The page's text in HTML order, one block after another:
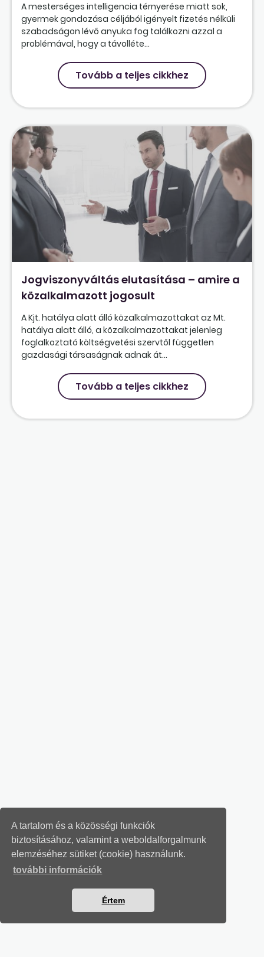
A tartalom és a közösségi funkciók
biztosításához, valamint a weboldalforgalmunk
elemzéséhez sütiket (cookie) használunk.
további információk
Értem
A mesterséges intelligencia térnyerése miatt sok,
gyermek gondozása céljából igényelt fizetés nélküli
szabadságon lévő anyuka fog találkozni azzal a
problémával, hogy a távolléte...
Tovább a teljes cikkhez
Jogviszonyváltás elutasítása – amire a
közalkalmazott jogosult
A Kjt. hatálya alatt álló közalkalmazottakat az Mt.
hatálya alatt álló, a közalkalmazottakat jelenleg
foglalkoztató költségvetési szervtől független
gazdasági társaságnak adnak át...
Tovább a teljes cikkhez